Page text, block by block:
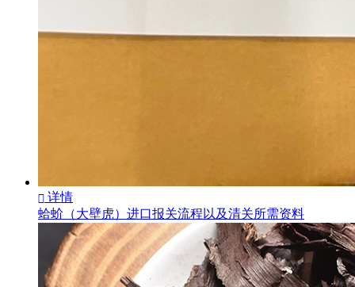
 详情
蛤蚧（大壁虎）进口报关流程以及清关所需资料